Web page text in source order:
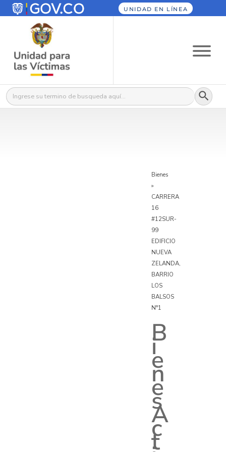
UNIDAD EN LÍNEA
Buscar: Botón
Bienes
»
CARRERA
16
#12SUR-
99
EDIFICIO
NUEVA
ZELANDA,
BARRIO
LOS
BALSOS
N°1
B
i
e
n
e
s
A
c
t